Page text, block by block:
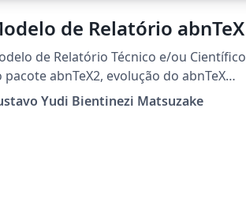
de Relatório abnTeX
de Relatório Técnico e/ou Científico
pacote abnTeX2, evolução do abnTeX
Norms for TeX*).
Yudi Bientinezi Matsuzake